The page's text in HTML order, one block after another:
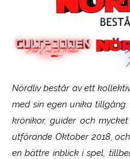
Nördliv består av ett
med sin egen unika tillgång.
krönikor, guider och
utförande Oktober 2018,
en bättre inblick i spel,